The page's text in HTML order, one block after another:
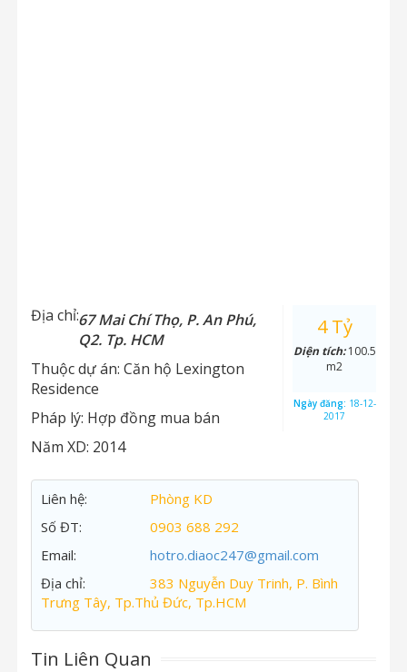
Địa chỉ:67 Mai Chí Thọ, P. An Phú,
Q2. Tp. HCM
Thuộc dự án: Căn hộ Lexington
Residence
Pháp lý: Hợp đồng mua bán
Năm XD: 2014
4 Tỷ
Diện tích:100.5
m2
Ngày đăng: 18-12-
2017
Liên hệ:
Phòng KD
Số ĐT:
0903 688 292
Email:
hotro.diaoc247@gmail.com
Địa chỉ:
383 Nguyễn Duy Trinh, P. Bình
Trưng Tây, Tp.Thủ Đức, Tp.HCM
Tin Liên Quan